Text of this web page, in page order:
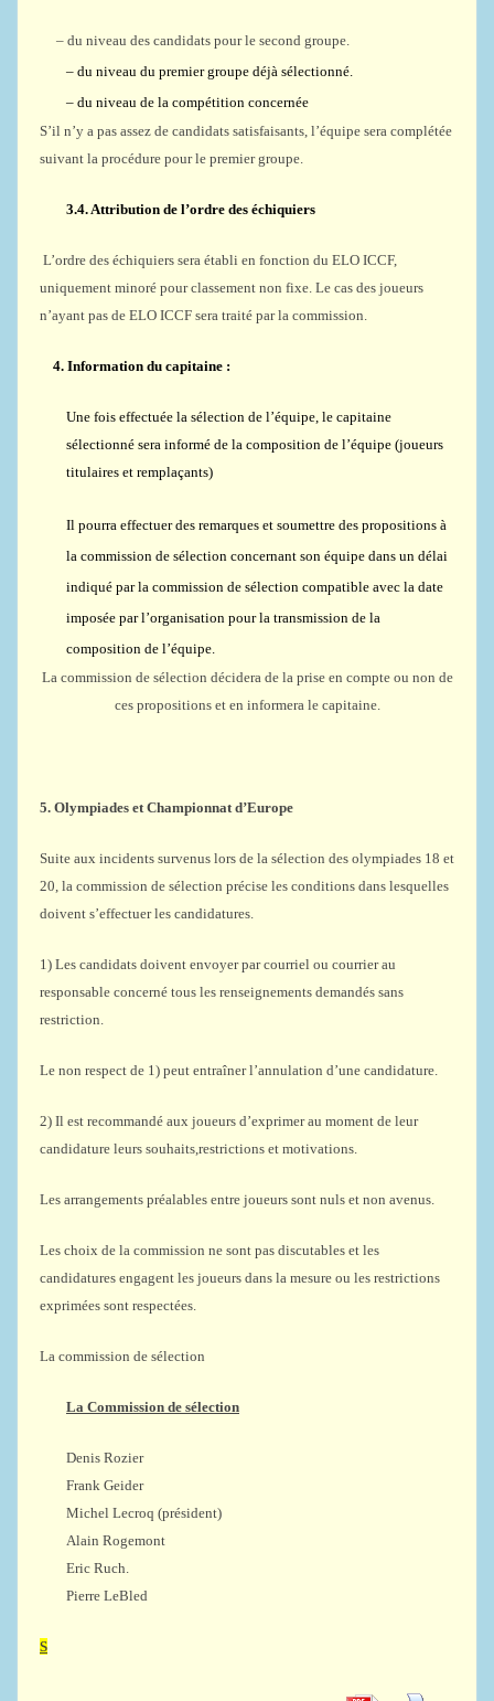
– du niveau des candidats pour le second groupe.
– du niveau du premier groupe déjà sélectionné.
– du niveau de la compétition concernée
S’il n’y a pas assez de candidats satisfaisants, l’équipe sera complétée
suivant la procédure pour le premier groupe.
3.4.Attribution de l’ordre des échiquiers
L’ordre des échiquiers sera établi en fonction du ELO ICCF,
uniquement minoré pour classement non fixe. Le cas des joueurs
n’ayant pas de ELO ICCF sera traité par la commission.
4. Information du capitaine :
Une fois effectuée la sélection de l’équipe, le capitaine
sélectionné sera informé de la composition de l’équipe (joueurs
titulaires et remplaçants)
Il pourra effectuer des remarques et soumettre des propositions à
la commission de sélection concernant son équipe dans un délai
indiqué par la commission de sélection compatible avec la date
imposée par l’organisation pour la transmission de la
composition de l’équipe.
La commission de sélection décidera de la prise en compte ou non de
ces propositions et en informera le capitaine.
5. Olympiades et Championnat d’Europe
Suite aux incidents survenus lors de la sélection des olympiades 18 et
20, la commission de sélection précise les conditions dans lesquelles
doivent s’effectuer les candidatures.
1) Les candidats doivent envoyer par courriel ou courrier au
responsable concerné tous les renseignements demandés sans
restriction.
Le non respect de 1) peut entraîner l’annulation d’une candidature.
2) Il est recommandé aux joueurs d’exprimer au moment de leur
candidature leurs souhaits,restrictions et motivations.
Les arrangements préalables entre joueurs sont nuls et non avenus.
Les choix de la commission ne sont pas discutables et les
candidatures engagent les joueurs dans la mesure ou les restrictions
exprimées sont respectées.
La commission de sélection
La Commission de sélection
Denis Rozier
Frank Geider
Michel Lecroq (président)
Alain Rogemont
Eric Ruch.
Pierre LeBled
S